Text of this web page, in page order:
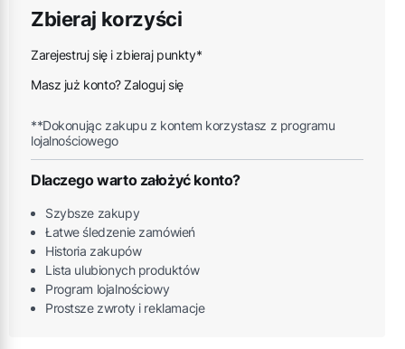
Zbieraj korzyści
Zarejestruj się i zbieraj punkty*
Masz już konto? Zaloguj się
**Dokonując zakupu z kontem korzystasz z programu
lojalnościowego
Dlaczego warto założyć konto?
Szybsze zakupy
Łatwe śledzenie zamówień
Historia zakupów
Lista ulubionych produktów
Program lojalnościowy
Prostsze zwroty i reklamacje